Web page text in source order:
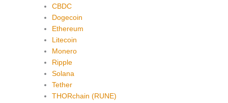
CBDC
Dogecoin
Ethereum
Litecoin
Monero
Ripple
Solana
Tether
THORchain (RUNE)